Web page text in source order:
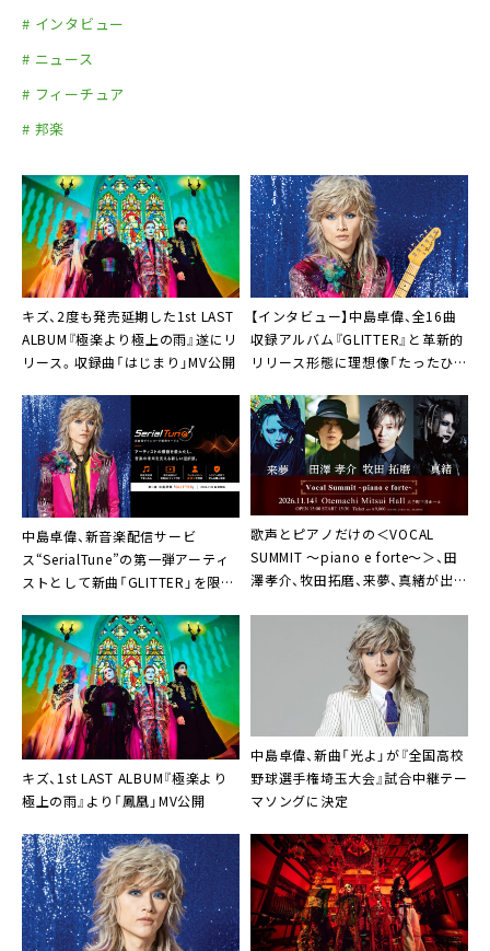
# インタビュー
# ニュース
# フィーチュア
# 邦楽
キズ、2度も発売延期した1st LAST
ALBUM『極楽より極上の雨』遂にリ
リース。収録曲「はじまり」MV公開
【インタビュー】中島卓偉、全16曲
収録アルバム『GLITTER』と革新的
リリース形態に理想像「たったひと
栄」
中島卓偉、新音楽配信サービ
ス“SerialTune”の第一弾アーティ
ストとして新曲「GLITTER」を限定
歌声とピアノだけの＜VOCAL
SUMMIT ～piano e forte～＞、田
澤孝介、牧田拓磨、来夢、真緒が出演
キズ、1st LAST ALBUM『極楽より
極上の雨』より「鳳凰」MV公開
中島卓偉、新曲「光よ」が『全国高校
野球選手権埼玉大会』試合中継テー
マソングに決定